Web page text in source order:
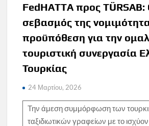
FedHATTA προς TÜRSAB:
σεβασμός της
προϋπόθεση για την
τουριστική συνεργασία
Τουρκίας
24 Μαρτίου, 2026
Την άμεση συμμόρφωση των
ταξιδιωτικών γραφείων με το